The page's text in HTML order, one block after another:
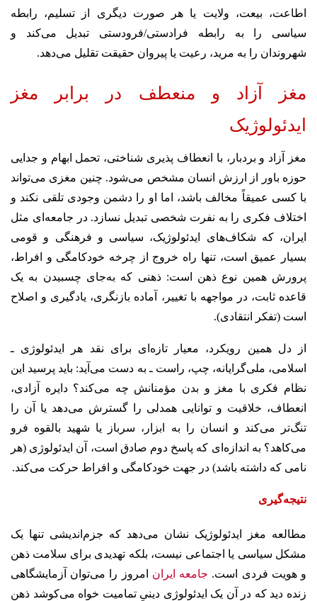
اطاعت، بیعت، ولایت یا هر صورت دیگری از تسلیم، رابطه
سیاسی را به رابطه فرادستی/فرودستی تبدیل می‌کند و
شهروندان را به مرید، رعیت یا پیروان حقیقت تقلیل می‌دهد.
مغز آزاد و منعطف در برابر مغز
ایدئولوژیک
مغز آزاد و بردبار، با انعطاف پذیری شناختی، تحمل ابهام و جدایی
حوزه باور از ارزش انسان مشخص می‌شود. چنین مغزی می‌تواند
با کسی عمیقاً مخالف باشد، اما او را دشمن وجودی تلقی نکند و
اختلاف فکری را به نفرت شخصی تبدیل نسازد. در جامعه‌ای مثل
ایران، که شکاف‌های ایدئولوژیک، سیاسی و فرهنگی و قومی
بسیار عمیق است، تنها راه خروج از چرخه خودکامگی و افراط،
پرورش همین نوع ذهن است: ذهنی که به‌جای چسبیدن به یک
قاعده ثابت، در مواجهه با تغییر، آماده بازنگری، یادگیری و اصلاح
است (تفکر انتقادی).
از دل همین رویکرد، معیار تازه‌ای برای نقد هر ایدئولوژی ـ
اسلامی، ملی‌گرایانه، چپ، راست ـ به دست می‌آید: باید پرسید این
نظام فکری با مغز و بدن مؤمنانش چه می‌کند؟ دایره آزادی،
انعطاف، خلاقیت و توانایی همدلی را گسترش می‌دهد یا آن را
تنگ‌تر می‌کند و انسان را به ابزار، سرباز یا شهید بالقوه فرو
می‌کاهد؟ به اندازه‌ای که پاسخ دوم صادق است، آن ایدئولوژی (هر
نامی که داشته باشد) در جهت خودکامگی و افراط حرکت می‌کند.
نتیجه‌گیری
مطالعه مغز ایدئولوژیک نشان می‌دهد که جزم‌اندیشی تنها یک
مشکل سیاسی یا اجتماعی نیست، بلکه تهدیدی برای سلامت ذهن
و هویت فردی است. جامعه ایران امروز را می‌توان آزمایشگاهی
زنده دید که در آن یک ایدئولوژی دینیِ تمامیت خواه می‌کوشد ذهن